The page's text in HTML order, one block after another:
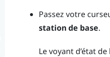
Passez votre
station de base.
Le voyant d’état